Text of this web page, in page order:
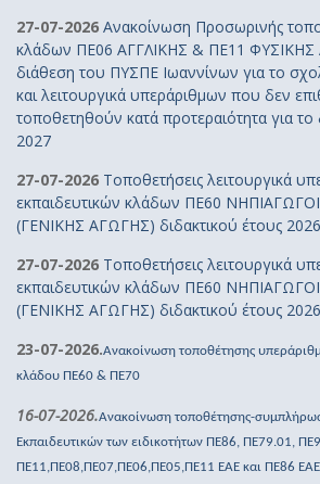
27-07-2026 Ανακοίνωση Προσωρινής
κλάδων ΠΕ06 ΑΓΓΛΙΚΗΣ & ΠΕ11
διάθεση του ΠΥΣΠΕ Ιωαννίνων για το
και λειτουργικά υπεράριθμων που δεν
τοποθετηθούν κατά προτεραιότητα για το
2027
27-07-2026 Τοποθετήσεις λειτουργικά
εκπαιδευτικών κλάδων ΠΕ60
(ΓΕΝΙΚΗΣ ΑΓΩΓΗΣ) διδακτικού έτους
27-07-2026 Τοποθετήσεις λειτουργικά
εκπαιδευτικών κλάδων ΠΕ60
(ΓΕΝΙΚΗΣ ΑΓΩΓΗΣ) διδακτικού έτους
23-07-2026.Ανακοίνωση τοποθέτησης
κλάδου ΠΕ60 & ΠΕ70
16-07-2026.Ανακοίνωση τοποθέτησης-
Εκπαιδευτικών των ειδικοτήτων ΠΕ86, ΠΕ79.01,
ΠΕ11,ΠΕ08,ΠΕ07,ΠΕ06,ΠΕ05,ΠΕ11 ΕΑΕ και ΠΕ86 ΕΑΕ